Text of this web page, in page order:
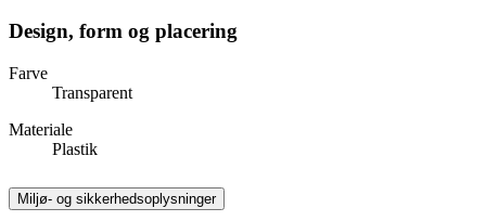
Design, form og placering
Farve
Transparent
Materiale
Plastik
Miljø- og sikkerhedsoplysninger